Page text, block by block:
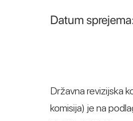
Datum
Državna revizijska
komisija) je na